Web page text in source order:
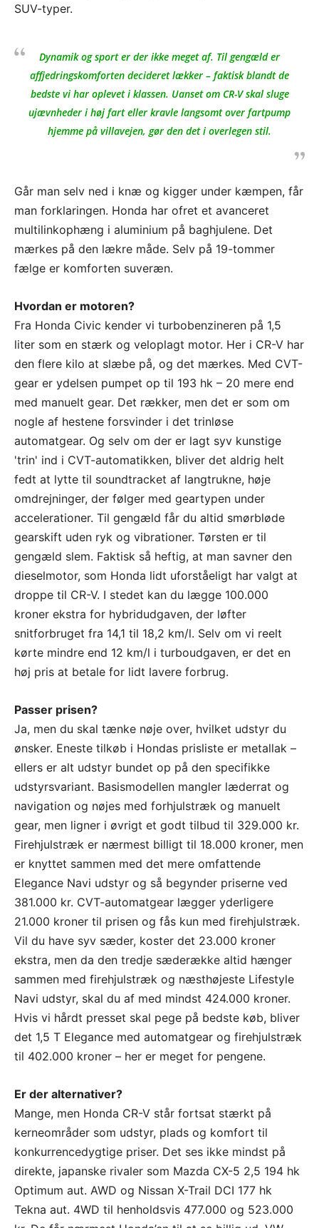
SUV-typer.
Dynamik og sport er der ikke meget af. Til gengæld er
affjedringskomforten decideret lækker – faktisk blandt de
bedste vi har oplevet i klassen. Uanset om CR-V skal sluge
ujævnheder i høj fart eller kravle langsomt over fartpump
hjemme på villavejen, gør den det i overlegen stil.
Går man selv ned i knæ og kigger under kæmpen, får
man forklaringen. Honda har ofret et avanceret
multilinkophæng i aluminium på baghjulene. Det
mærkes på den lækre måde. Selv på 19-tommer
fælge er komforten suveræn.
Hvordan er motoren?
Fra Honda Civic kender vi turbobenzineren på 1,5
liter som en stærk og veloplagt motor. Her i CR-V har
den flere kilo at slæbe på, og det mærkes. Med CVT-
gear er ydelsen pumpet op til 193 hk – 20 mere end
med manuelt gear. Det rækker, men det er som om
nogle af hestene forsvinder i det trinløse
automatgear. Og selv om der er lagt syv kunstige
'trin' ind i CVT-automatikken, bliver det aldrig helt
fedt at lytte til soundtracket af langtrukne, høje
omdrejninger, der følger med geartypen under
accelerationer. Til gengæld får du altid smørbløde
gearskift uden ryk og vibrationer. Tørsten er til
gengæld slem. Faktisk så heftig, at man savner den
dieselmotor, som Honda lidt uforståeligt har valgt at
droppe til CR-V. I stedet kan du lægge 100.000
kroner ekstra for hybridudgaven, der løfter
snitforbruget fra 14,1 til 18,2 km/l. Selv om vi reelt
kørte mindre end 12 km/l i turboudgaven, er det en
høj pris at betale for lidt lavere forbrug.
Passer prisen?
Ja, men du skal tænke nøje over, hvilket udstyr du
ønsker. Eneste tilkøb i Hondas prisliste er metallak –
ellers er alt udstyr bundet op på den specifikke
udstyrsvariant. Basismodellen mangler læderrat og
navigation og nøjes med forhjulstræk og manuelt
gear, men ligner i øvrigt et godt tilbud til 329.000 kr.
Firehjulstræk er nærmest billigt til 18.000 kroner, men
er knyttet sammen med det mere omfattende
Elegance Navi udstyr og så begynder priserne ved
381.000 kr. CVT-automatgear lægger yderligere
21.000 kroner til prisen og fås kun med firehjulstræk.
Vil du have syv sæder, koster det 23.000 kroner
ekstra, men da den tredje sæderække altid hænger
sammen med firehjulstræk og næsthøjeste Lifestyle
Navi udstyr, skal du af med mindst 424.000 kroner.
Hvis vi hårdt presset skal pege på bedste køb, bliver
det 1,5 T Elegance med automatgear og firehjulstræk
til 402.000 kroner – her er meget for pengene.
Er der alternativer?
Mange, men Honda CR-V står fortsat stærkt på
kerneområder som udstyr, plads og komfort til
konkurrencedygtige priser. Det ses ikke mindst på
direkte, japanske rivaler som Mazda CX-5 2,5 194 hk
Optimum aut. AWD og Nissan X-Trail DCI 177 hk
Tekna aut. 4WD til henholdsvis 477.000 og 523.000